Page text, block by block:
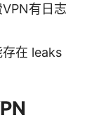
有日志
在 leaks